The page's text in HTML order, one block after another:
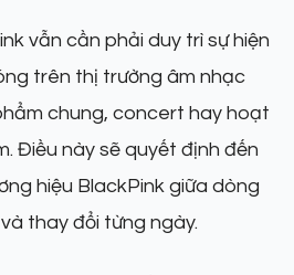
vẫn cần phải duy trì sự hiện
trên thị trường âm nhạc
chung, concert hay hoạt
Điều này sẽ quyết định đến
hiệu BlackPink giữa dòng
thay đổi từng ngày.